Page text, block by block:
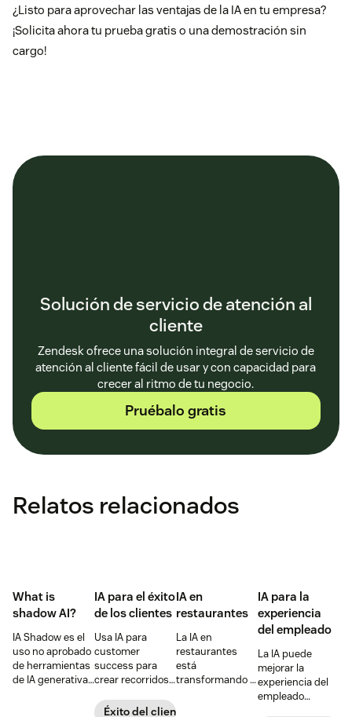
¿Listo para aprovechar las ventajas de la IA en tu empresa?
¡Solicita ahora tu prueba gratis o unademostración sin
cargo!
Solución de servicio de atención al
cliente
Zendesk ofrece una solución integral de servicio de
atención al cliente fácil de usar y con capacidad para
crecer al ritmo de tu negocio.
Pruébalo gratis
Relatos relacionados
What is
shadow AI?
IA Shadow es el
uso no aprobado
de herramientas
de IA generativa
IA para el éxito
de los clientes
Usa IA para
customer
success para
crear recorridos
reducir el
Éxito del cliente
IA en
restaurantes
La IA en
restaurantes
está
transformando la
IA para la
experiencia
del empleado
La IA puede
mejorar la
experiencia del
empleado